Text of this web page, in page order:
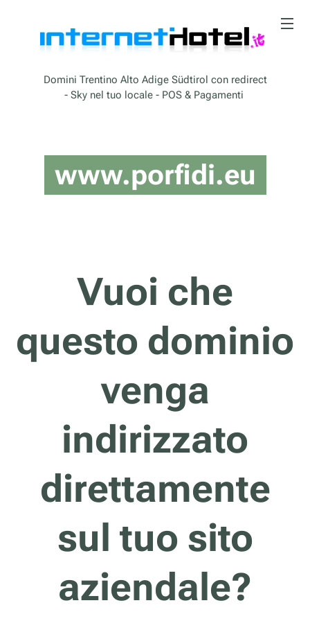
Domini Trentino Alto Adige Südtirol con redirect
- Sky nel tuo locale - POS & Pagamenti
www.porfidi.eu
Vuoi che
questo dominio
venga
indirizzato
direttamente
sul tuo sito
aziendale?